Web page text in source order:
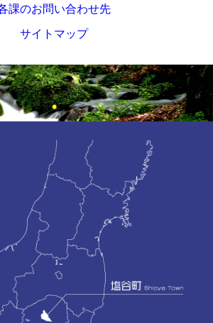
課のお問い合わせ先
サイトマップ